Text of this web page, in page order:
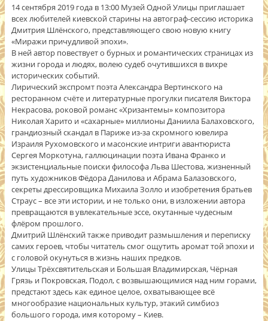
14 сентября 2019 года в 13:00 Музей Одной Улицы приглашает
всех любителей киевской старины на автограф-сессию историка
Дмитрия Шлёнского, представляющего свою новую книгу
«Миражи причудливой эпохи».
В ней автор повествует о бурных и романтических страницах из
жизни города и людях, волею судеб очутившихся в вихре
исторических событий.
Лирический экспромт поэта Александра Вертинского на
ресторанном счёте и литературные прогулки писателя Виктора
Некрасова, роковой романс «Хризантемы» композитора
Николая Харито и «сахарные» миллионы Даниила Балаховского,
грандиозный скандал в Париже из-за скромного ювелира
Израиля Рухомовского и масонские интриги авантюриста
Сергея Моркотуна, галлюцинации поэта Ивана Франко и
экзистенциальные поиски философа Льва Шестова, жизненный
путь художников Фёдора Данилова и Абрама Балазовского,
секреты дрессировщика Михаила Золло и изобретения братьев
Страус – все эти истории, и не только они, в изложении автора
превращаются в увлекательные эссе, окутанные чудесным
флёром прошлого.
Дмитрий Шлёнский также приводит размышления и переписку
самих героев, чтобы читатель смог ощутить аромат той эпохи и
с головой окунуться в жизнь наших предков.
Улицы Трёхсвятительская и Большая Владимирская, Чёрная
Грязь и Покровская, Подол, с возвышающимися над ним горами,
предстают здесь как единое целое, охватывающее всё
многообразие национальных культур, этакий симбиоз
большого города, имя которому – Киев.